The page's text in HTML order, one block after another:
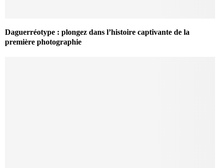
Daguerréotype : plongez dans l’histoire captivante de la
première photographie